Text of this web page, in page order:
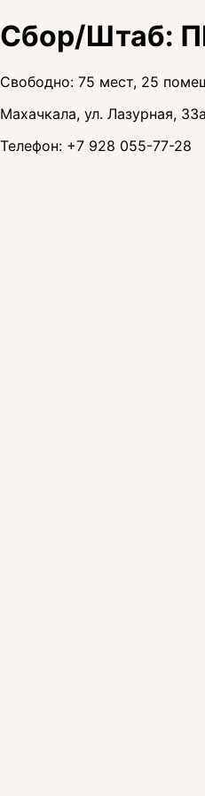
Сбор/Штаб:
Свободно: 75 мест, 25
Махачкала, ул. Лазурная, 33а
Телефон: +7 928 055-77-28